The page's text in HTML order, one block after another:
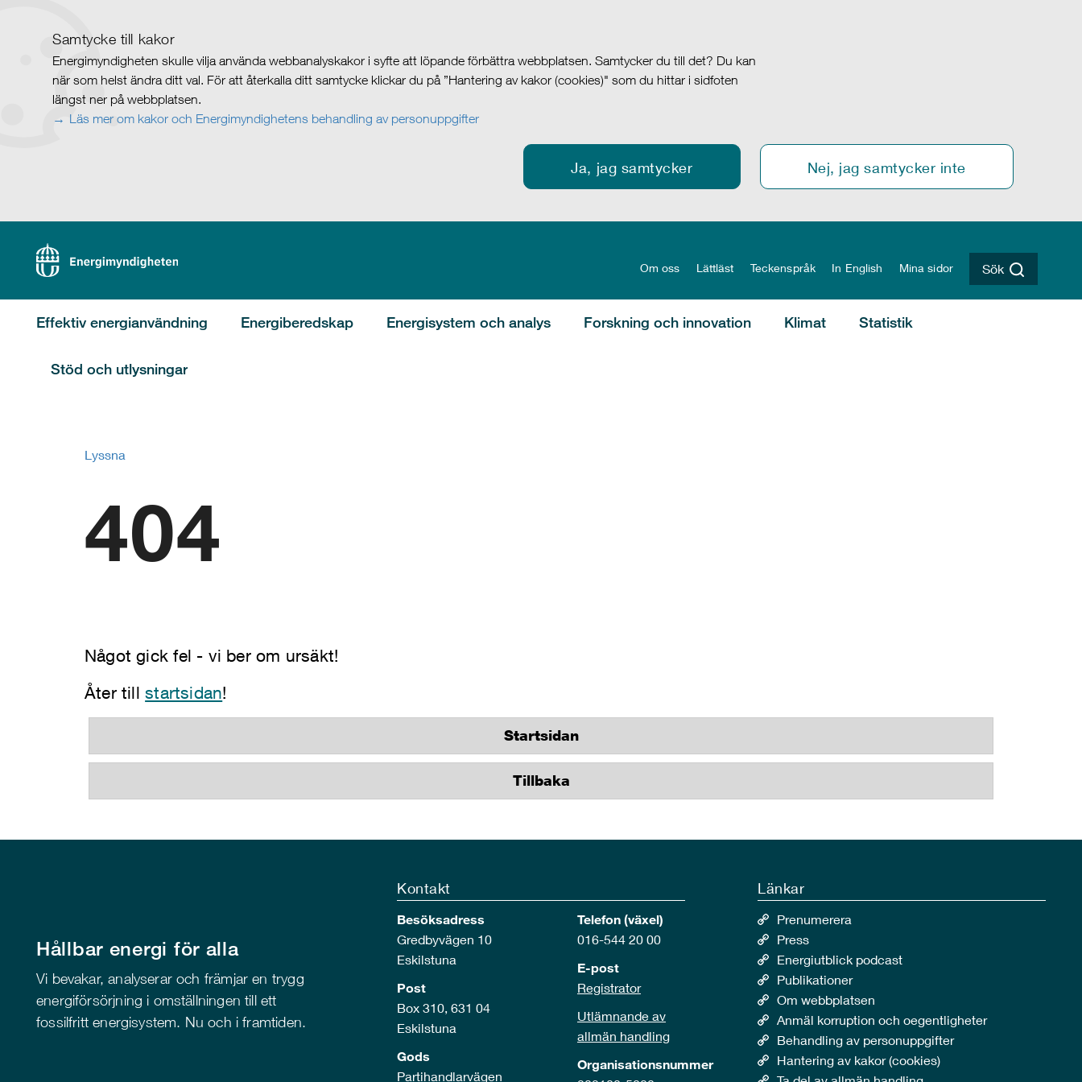
Samtycke till kakor
Energimyndigheten skulle vilja använda webbanalyskakor i syfte att löpande förbättra webbplatsen. Samtycker du till det? Du kan
när som helst ändra ditt val. För att återkalla ditt samtycke klickar du på ”Hantering av kakor (cookies)" som du hittar i sidfoten
längst ner på webbplatsen.
Läs mer om kakor och Energimyndighetens behandling av personuppgifter
Ja, jag samtycker Nej, jag samtycker inte
Om oss Lättläst Teckenspråk In English Mina sidor Sök
Effektiv energianvändning Energiberedskap Energisystem och analys Forskning och innovation Klimat Statistik
Stöd och utlysningar
Lyssna
404
Något gick fel - vi ber om ursäkt!
Åter tillstartsidan!
Startsidan
Tillbaka
Hållbar energi för alla
Vi bevakar, analyserar och främjar en trygg
energiförsörjning i omställningen till ett
fossilfritt energisystem. Nu och i framtiden.
Kontakt
Besöksadress
Gredbyvägen 10
Eskilstuna
Post
Box 310, 631 04
Eskilstuna
Gods
Partihandlarvägen
Telefon (växel)
016-544 20 00
E-post
Registrator
Utlämnande av
allmän handling
Organisationsnummer
Länkar
Prenumerera
Press
Energiutblick podcast
Publikationer
Om webbplatsen
Anmäl korruption och oegentligheter
Behandling av personuppgifter
Hantering av kakor (cookies)